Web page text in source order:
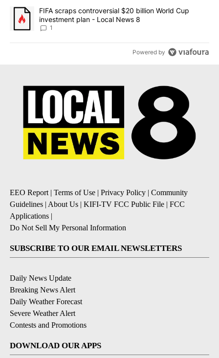
A trending article titled "FIFA scraps controversial $20 billion
FIFA scraps controversial $20 billion World Cup
investment plan - Local News 8
1
Powered by
EEO Report| Terms of Use | Privacy Policy | Community
Guidelines | About Us | KIFI-TV FCC Public File | FCC
Applications |
Do Not Sell My Personal Information
SUBSCRIBE TO OUR EMAIL NEWSLETTERS
Daily News Update
Breaking News Alert
Daily Weather Forecast
Severe Weather Alert
Contests and Promotions
DOWNLOAD OUR APPS